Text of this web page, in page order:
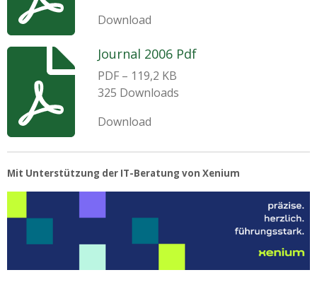
Download
Journal 2006 Pdf
PDF – 119,2 KB
325 Downloads
Download
Mit Unterstützung der IT-Beratung von Xenium